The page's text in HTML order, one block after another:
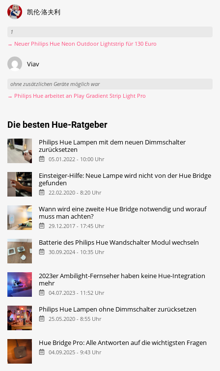
凯伦·洛夫利
1
→ Neuer Philips Hue Neon Outdoor Lightstrip für 130 Euro
Viav
ohne zusätzlichen Geräte möglich war
→ Philips Hue arbeitet an Play Gradient Strip Light Pro
Die besten Hue-Ratgeber
Philips Hue Lampen mit dem neuen Dimmschalter
zurücksetzen
05.01.2022 - 10:00 Uhr
Einsteiger-Hilfe: Neue Lampe wird nicht von der Hue Bridge
gefunden
22.02.2020 - 8:20 Uhr
Wann wird eine zweite Hue Bridge notwendig und worauf
muss man achten?
29.12.2017 - 17:45 Uhr
Batterie des Philips Hue Wandschalter Modul wechseln
30.09.2024 - 10:35 Uhr
2023er Ambilight-Fernseher haben keine Hue-Integration
mehr
04.07.2023 - 11:52 Uhr
Philips Hue Lampen ohne Dimmschalter zurücksetzen
25.05.2020 - 8:55 Uhr
Hue Bridge Pro: Alle Antworten auf die wichtigsten Fragen
04.09.2025 - 9:43 Uhr